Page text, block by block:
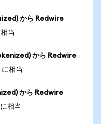
から Redwire
当
から Redwire
に相当
から Redwire
相当